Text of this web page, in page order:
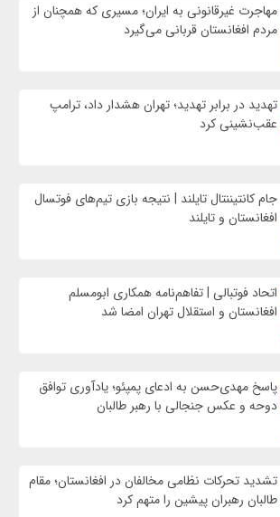
مهاجرت غیرقانونی به ایران؛ مسیری که همچنان از
مردم افغانستان قربانی می‌گیرد
تهدید در برابر تهدید؛ تهران هشدار داد، ترامپ
عقب‌نشینی کرد
جام کانتیننتال تایلند | نتیجه بازی تیم‌های فوتسال
افغانستان و تایلند
اتحاد فوتبالی | تفاهم‌نامه همکاری ابومسلم
افغانستان و استقلال تهران امضا شد
پاسخ مهدی‌حسن به ادعای پمپئو؛ یادآوری توافق
دوحه و عکس جنجالی با رهبر طالبان
تشدید تحرکات نظامی مخالفان در افغانستان؛ مقام
طالبان رهبران پیشین را متهم کرد